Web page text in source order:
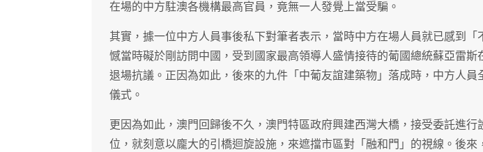
在場的中方駐澳各機構最高官員，竟無一人發覺上當受騙。
其實，據一位中方人員事後私下對筆者表示，當時中方在場人員就已感到「
憾當時礙於剛訪問中國，受到國家最高領導人盛情接待的葡國總統蘇亞雷斯
退場抗議。正因為如此，後來的九件「中葡友誼建築物」落成時，中方人員
儀式。
更因為如此，澳門回歸後不久，澳門特區政府興建西灣大橋，接受委託進行
位，就刻意以龐大的引橋迴旋設施，來遮擋市區對「融和門」的視線。後來